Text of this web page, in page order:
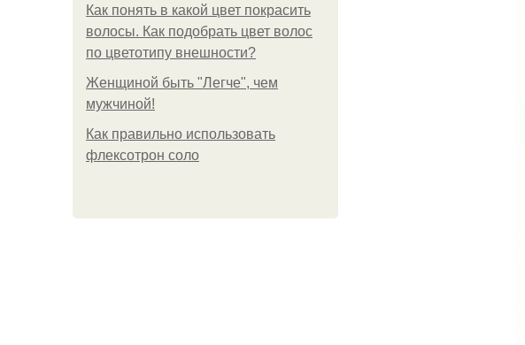
Как понять в какой цвет покрасить
волосы. Как подобрать цвет волос
по цветотипу внешности?
Женщиной быть "Легче", чем
мужчиной!
Как правильно использовать
флексотрон соло